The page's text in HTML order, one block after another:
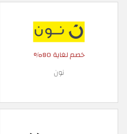
خصم لغاية 80%
نون